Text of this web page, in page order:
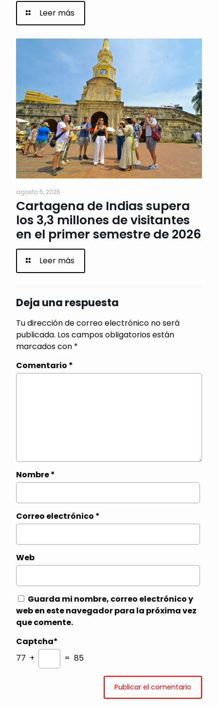
Leer más
agosto 5, 2026
Cartagena de Indias supera
los 3,3 millones de visitantes
en el primer semestre de 2026
Leer más
Deja una respuesta
Tu dirección de correo electrónico no será
publicada. Los campos obligatorios están
marcados con *
Comentario *
Nombre*
Correo electrónico *
Web
Guarda mi nombre, correo electrónico y
web en este navegador para la próxima vez
que comente.
Captcha*
77 +
= 85